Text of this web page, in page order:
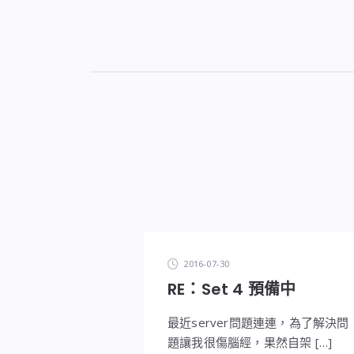
2016-07-30
RE：Set 4 預備中
最近server問題連連，為了解決問
題讓我很傷腦經，果然自架 […]